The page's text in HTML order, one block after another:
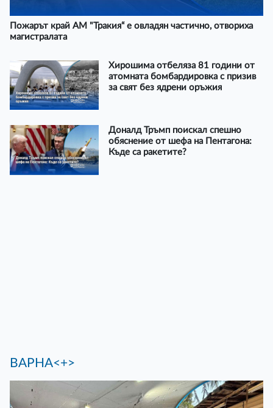
Пожарът край АМ "Тракия“ е овладян частично, отвориха
магистралата
Хирошима отбеляза 81 години от
атомната бомбардировка с призив
за свят без ядрени оръжия
Доналд Тръмп поискал спешно
обяснение от шефа на Пентагона:
Къде са ракетите?
ВАРНА<+>